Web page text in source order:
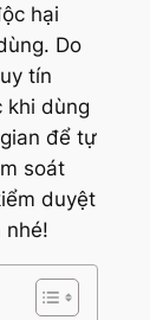
hại
Do
tín
khi dùng
để tự
soát
duyệt
nhé!